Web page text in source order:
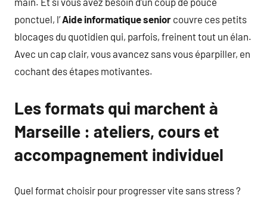
ponctuel, l’Aide informatique senior couvre ces petits
blocages du quotidien qui, parfois, freinent tout un élan.
Avec un cap clair, vous avancez sans vous éparpiller, en
cochant des étapes motivantes.
Les formats qui marchent à
Marseille : ateliers, cours et
accompagnement individuel
Quel format choisir pour progresser vite sans stress ?